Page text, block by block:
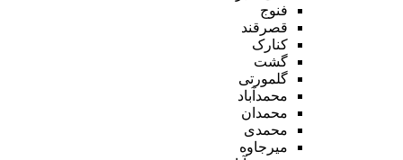
فنوج
قصرقند
کنارک
گشت
گلمورتی
محمدآباد
محمدان
محمدی
میرجاوه